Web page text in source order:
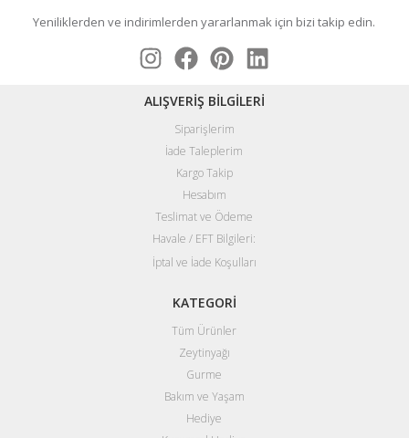
Yeniliklerden ve indirimlerden yararlanmak için bizi takip edin.
ALIŞVERİŞ BİLGİLERİ
Siparişlerim
İade Taleplerim
Kargo Takip
Hesabım
Teslimat ve Ödeme
Havale / EFT Bilgileri:
İptal ve İade Koşulları
KATEGORİ
Tüm Ürünler
Zeytinyağı
Gurme
Bakım ve Yaşam
Hediye